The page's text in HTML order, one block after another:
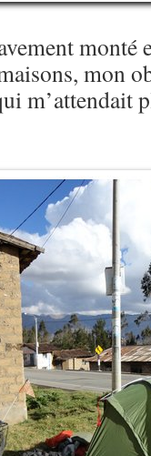
monté
mon
m’attendait